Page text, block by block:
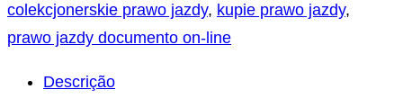
colekcjonerskie prawo jazdy, kupie prawo jazdy,
prawo jazdy documento on-line
Descrição